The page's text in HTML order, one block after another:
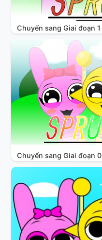
Chuyển sang Giai đoạn 1
Chuyển sang Giai đoạn 0